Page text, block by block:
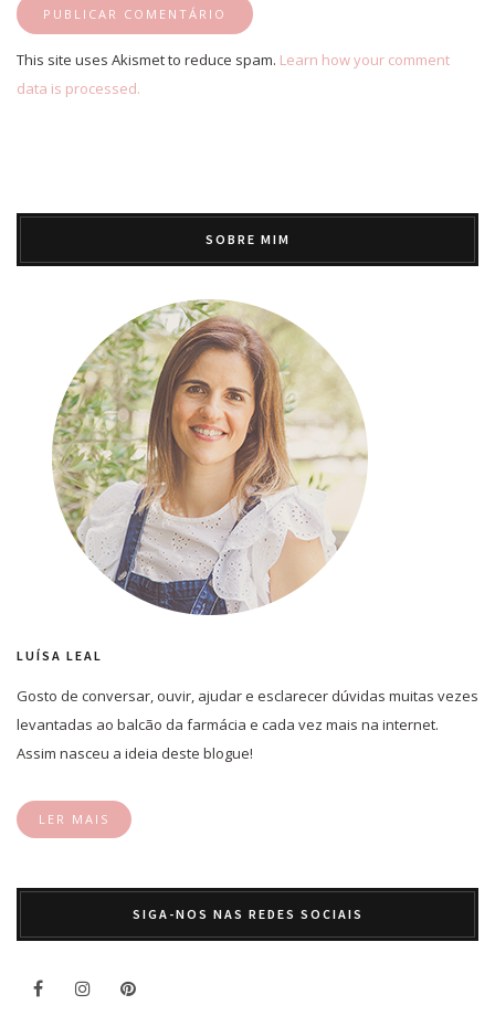
This site uses Akismet to reduce spam. Learn how your comment
data is processed.
SOBRE MIM
LUÍSA LEAL
Gosto de conversar, ouvir, ajudar e esclarecer dúvidas muitas vezes
levantadas ao balcão da farmácia e cada vez mais na internet.
Assim nasceu a ideia deste blogue!
LER MAIS
SIGA-NOS NAS REDES SOCIAIS